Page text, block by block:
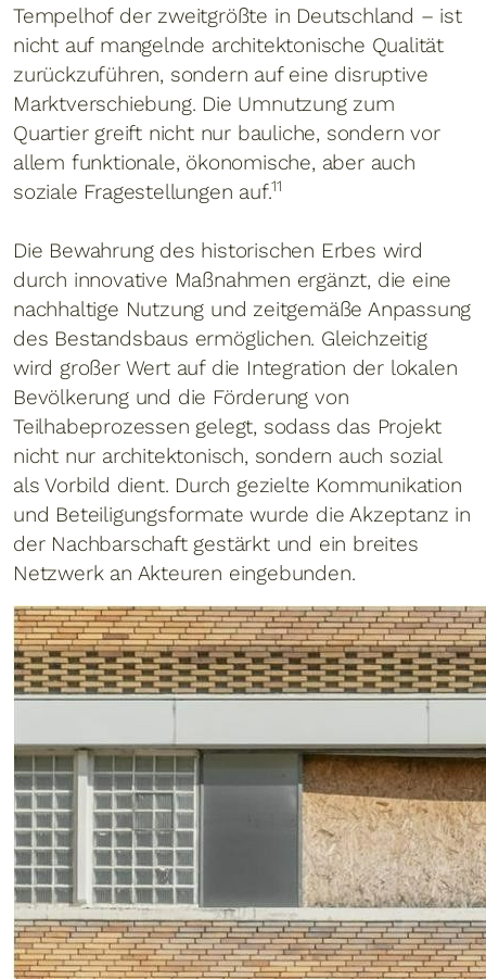
Tempelhof der zweitgrößte in Deutschland – ist
nicht auf mangelnde architektonische Qualität
zurückzuführen, sondern auf eine disruptive
Marktverschiebung. Die Umnutzung zum
Quartier greift nicht nur bauliche, sondern vor
allem funktionale, ökonomische, aber auch
soziale Fragestellungen auf.11
Die Bewahrung des historischen Erbes wird
durch innovative Maßnahmen ergänzt, die eine
nachhaltige Nutzung und zeitgemäße Anpassung
des Bestandsbaus ermöglichen. Gleichzeitig
wird großer Wert auf die Integration der lokalen
Bevölkerung und die Förderung von
Teilhabeprozessen gelegt, sodass das Projekt
nicht nur architektonisch, sondern auch sozial
als Vorbild dient. Durch gezielte Kommunikation
und Beteiligungsformate wurde die Akzeptanz in
der Nachbarschaft gestärkt und ein breites
Netzwerk an Akteuren eingebunden.